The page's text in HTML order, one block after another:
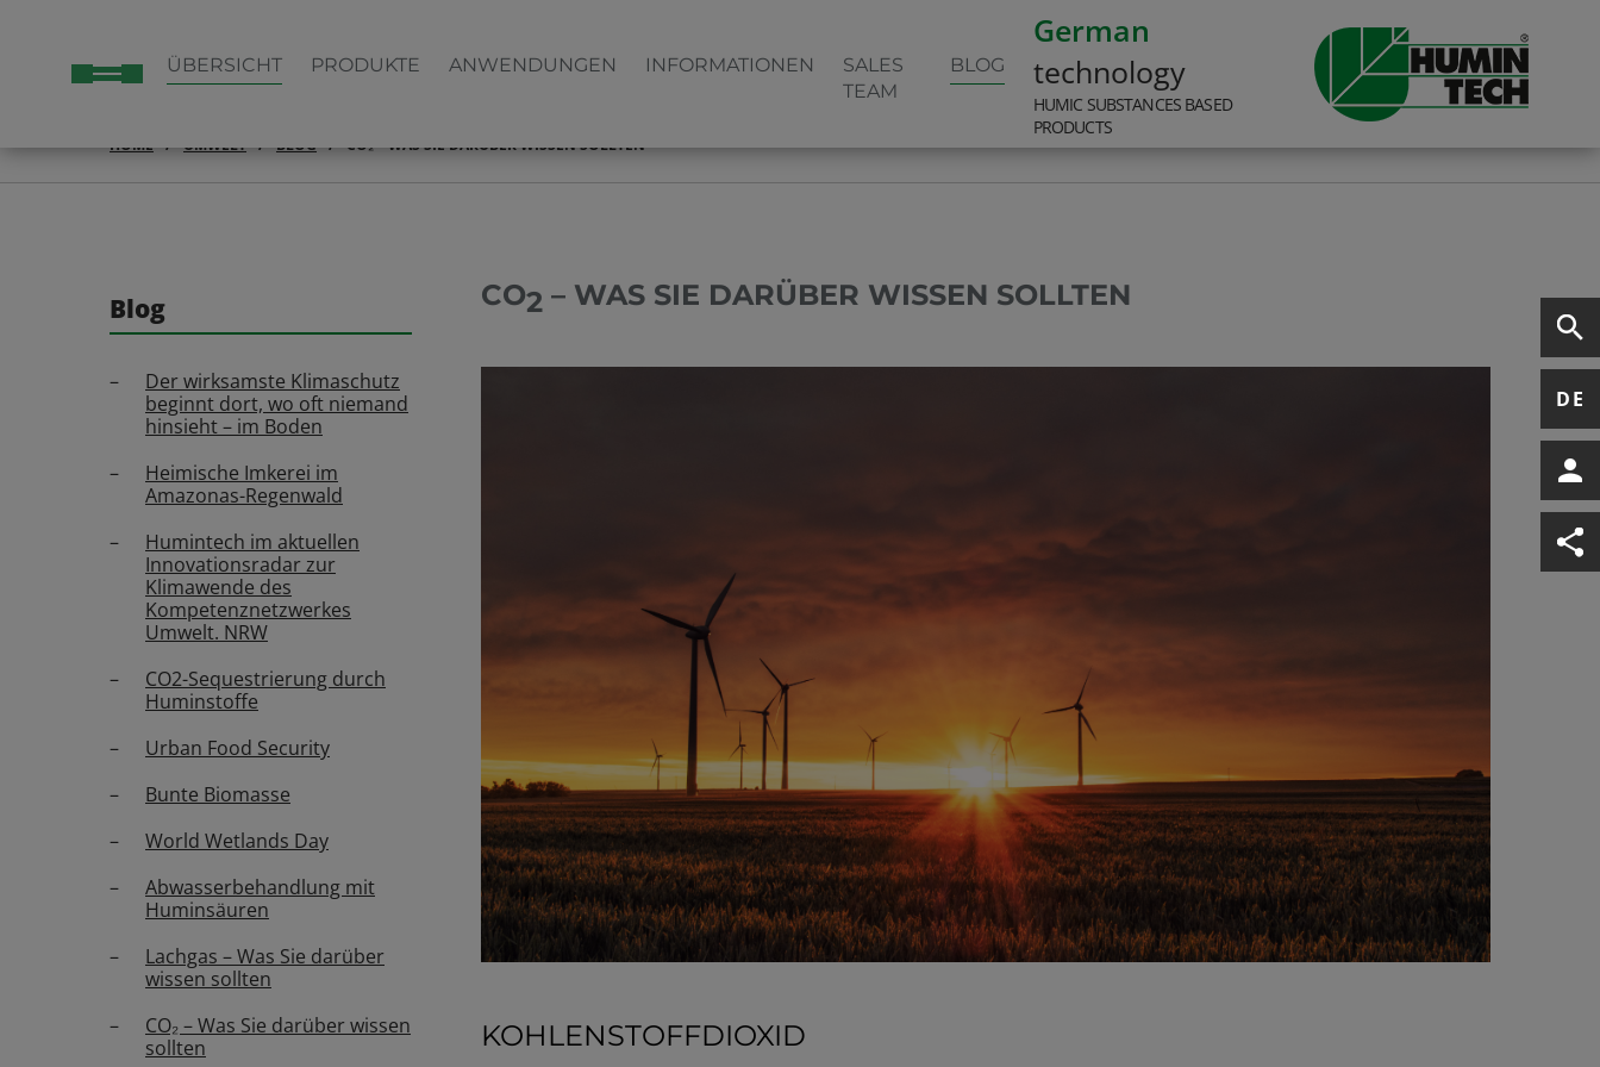
ÜBERSICHT PRODUKTE ANWENDUNGEN INFORMATIONEN
SALES
TEAM
BLOG
German
technology
HUMIC SUBSTANCES BASED
PRODUCTS
DE
HOME UMWELT BLOG CO₂ – WAS SIE DARÜBER WISSEN SOLLTEN
Blog
Der wirksamste Klimaschutz
beginnt dort, wo oft niemand
hinsieht – im Boden
Heimische Imkerei im
Amazonas-Regenwald
Humintech im aktuellen
Innovationsradar zur
Klimawende des
Kompetenznetzwerkes
Umwelt. NRW
CO2-Sequestrierung durch
Huminstoffe
Urban Food Security
Bunte Biomasse
World Wetlands Day
Abwasserbehandlung mit
Huminsäuren
Lachgas – Was Sie darüber
wissen sollten
CO₂ – Was Sie darüber wissen
sollten
CO2 – WAS SIE DARÜBER WISSEN SOLLTEN
KOHLENSTOFFDIOXID